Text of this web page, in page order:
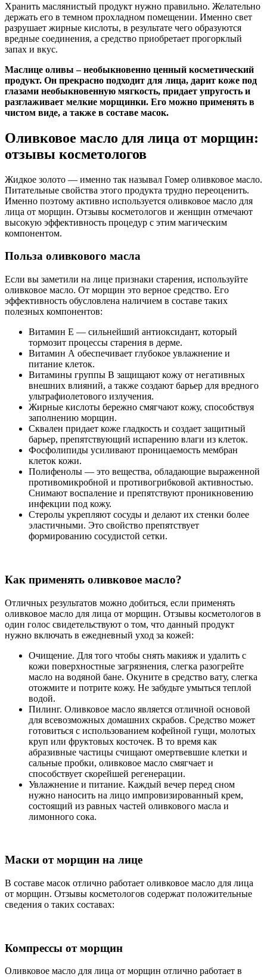
Хранить маслянистый продукт нужно правильно. Желательно
держать его в темном прохладном помещении. Именно свет
разрушает жирные кислоты, в результате чего образуются
вредные соединения, а средство приобретает прогорклый
запах и вкус.
Маслице оливы – необыкновенно ценный косметический
продукт. Он прекрасно подходит для лица, дарит коже под
глазами необыкновенную мягкость, придает упругость и
разглаживает мелкие морщинки. Его можно применять в
чистом виде, а также в составе масок.
Оливковое масло для лица от морщин:
отзывы косметологов
Жидкое золото — именно так называл Гомер оливковое масло.
Питательные свойства этого продукта трудно переоценить.
Именно поэтому активно используется оливковое масло для
лица от морщин. Отзывы косметологов и женщин отмечают
высокую эффективность процедур с этим магическим
компонентом.
Польза оливкового масла
Если вы заметили на лице признаки старения, используйте
оливковое масло. От морщин это верное средство. Его
эффективность обусловлена наличием в составе таких
полезных компонентов:
Витамин Е — сильнейший антиоксидант, который
тормозит процессы старения в дерме.
Витамин А обеспечивает глубокое увлажнение и
питание клеток.
Витамины группы В защищают кожу от негативных
внешних влияний, а также создают барьер для вредного
ультрафиолетового излучения.
Жирные кислоты бережно смягчают кожу, способствуя
заполнению морщин.
Сквален придает коже гладкость и создает защитный
барьер, препятствующий испарению влаги из клеток.
Фосфолипиды усиливают проницаемость мембран
клеток кожи.
Полифенолы — это вещества, обладающие выраженной
противомикробной и противогрибковой активностью.
Снимают воспаление и препятствуют проникновению
инфекции под кожу.
Стеролы укрепляют сосуды и делают их стенки более
эластичными. Это свойство препятствует
формированию сосудистой сетки.
Как применять оливковое масло?
Отличных результатов можно добиться, если применять
оливковое масло для лица от морщин. Отзывы косметологов в
один голос свидетельствуют о том, что данный продукт
нужно включать в ежедневный уход за кожей:
Очищение. Для того чтобы снять макияж и удалить с
кожи поверхностные загрязнения, слегка разогрейте
масло на водяной бане. Окуните в средство вату, слегка
отожмите и потрите кожу. Не забудьте умыться теплой
водой.
Пилинг. Оливковое масло является отличной основой
для всевозможных домашних скрабов. Средство может
готовиться с использованием кофейной гущи, молотых
круп или фруктовых косточек. В то время как
абразивные частицы счищают омертвевшие клетки и
сальные пробки, оливковое масло смягчает и
способствует скорейшей регенерации.
Увлажнение и питание. Каждый вечер перед сном
нужно наносить на лицо импровизированный крем,
состоящий из равных частей оливкового масла и
лимонного сока.
Маски от морщин на лице
В составе масок отлично работает оливковое масло для лица
от морщин. Отзывы косметологов содержат положительные
сведения о таких составах:
Компрессы от морщин
Оливковое масло для лица от морщин отлично работает в